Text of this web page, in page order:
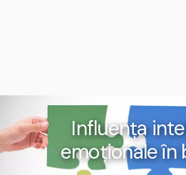
Influența
emoționale în